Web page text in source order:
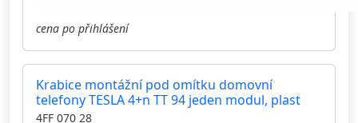
cena po přihlášení
Krabice montážní pod omítku domovní
telefony TESLA 4+n TT 94 jeden modul, plast
4FF 070 28